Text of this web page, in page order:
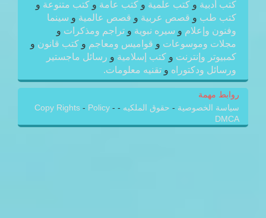
كتب أدبية و كتب علمية و كتب عامة و كتب متنوعة و
كتب طب و قصص عربية و قصص عالمية و سينما
وفنون وإعلام و سيره نبوية و تراجم ومذكرات و
مجلات وموسوعات و قواميس ومعاجم و كتب قانون و
كمبيوتر وإنترنت و كتب إسلامية و رسائل ماجستير
ورسائل ودكتوراه و تقنيه معلومات.
روابط مهمة
سياسة الخصوصية - حقوق الملكيه -
Copy Rights - Policy -
DMCA